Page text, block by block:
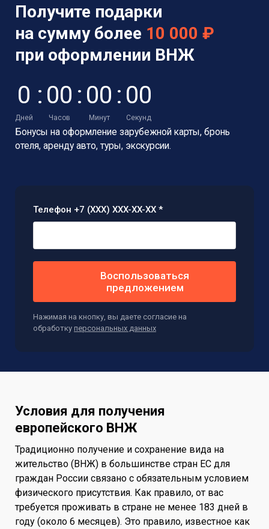
Получите подарки
на сумму более 10 000 ₽
при оформлении ВНЖ
0
Дней
: 00
Часов
: 00
Минут
: 00
Секунд
Бонусы на оформление зарубежной карты, бронь
отеля, аренду авто, туры, экскурсии.
Телефон +7 (XXX) XXX-XX-XX *
Воспользоваться
предложением
Нажимая на кнопку, вы даете согласие на
обработку персональных данных
Условия для получения
европейского ВНЖ
Традиционно получение и сохранение вида на
жительство (ВНЖ) в большинстве стран ЕС для
граждан России связано с обязательным условием
физического присутствия. Как правило, от вас
требуется проживать в стране не менее 183 дней в
году (около 6 месяцев). Это правило, известное как